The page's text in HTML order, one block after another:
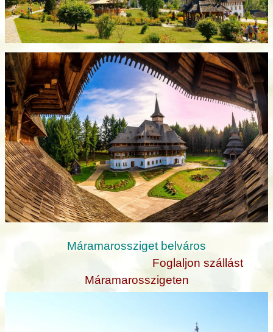
Máramarossziget belváros
Foglaljon szállást
Máramarosszigeten